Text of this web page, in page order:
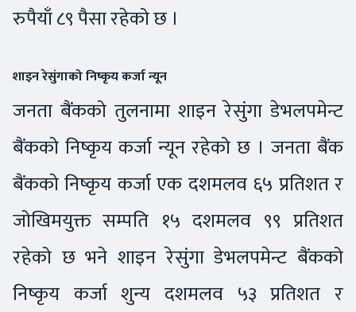
रुपैयाँ ८९ पैसा रहेको छ ।
शाइन रेसुंगाको निष्कृय कर्जा न्यून
जनता बैंकको तुलनामा शाइन रेसुंगा डेभलपमेन्ट
बैंकको निष्कृय कर्जा न्यून रहेको छ । जनता बैंक
बैंकको निष्कृय कर्जा एक दशमलव ६५ प्रतिशत र
जोखिमयुक्त सम्पति १५ दशमलव ९९ प्रतिशत
रहेको छ भने शाइन रेसुंगा डेभलपमेन्ट बैंकको
निष्कृय कर्जा शुन्य दशमलव ५३ प्रतिशत र